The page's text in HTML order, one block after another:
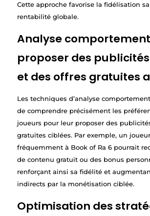
Cette approche favorise la fidélisation
rentabilité globale.
Analyse
proposer des
et des offres gratuites
Les techniques d’analyse
de comprendre précisément les
joueurs pour leur proposer des
gratuites ciblées. Par exemple, un
fréquemment à Book of Ra 6 pourrait
de contenu gratuit ou des bonus
renforçant ainsi sa fidélité et
indirects par la monétisation ciblée.
Optimisation des